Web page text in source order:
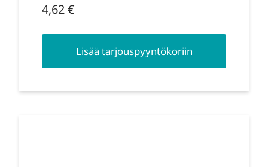
4,62€
Lisää tarjouspyyntökoriin